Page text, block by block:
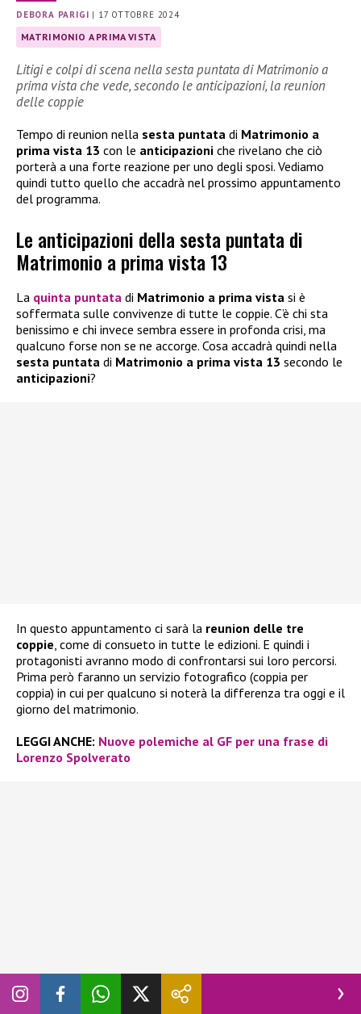
DEBORA PARIGI | 17 OTTOBRE 2024
MATRIMONIO A PRIMA VISTA
Litigi e colpi di scena nella sesta puntata di Matrimonio a
prima vista che vede, secondo le anticipazioni, la reunion
delle coppie
Tempo di reunion nella sesta puntata di Matrimonio a
prima vista 13 con le anticipazioni che rivelano che ciò
porterà a una forte reazione per uno degli sposi. Vediamo
quindi tutto quello che accadrà nel prossimo appuntamento
del programma.
Le anticipazioni della sesta puntata di
Matrimonio a prima vista 13
La quinta puntata di Matrimonio a prima vista si è
soffermata sulle convivenze di tutte le coppie. C’è chi sta
benissimo e chi invece sembra essere in profonda crisi, ma
qualcuno forse non se ne accorge. Cosa accadrà quindi nella
sesta puntata di Matrimonio a prima vista 13 secondo le
anticipazioni?
In questo appuntamento ci sarà la reunion delle tre
coppie, come di consueto in tutte le edizioni. E quindi i
protagonisti avranno modo di confrontarsi sui loro percorsi.
Prima però faranno un servizio fotografico (coppia per
coppia) in cui per qualcuno si noterà la differenza tra oggi e il
giorno del matrimonio.
LEGGI ANCHE: Nuove polemiche al GF per una frase di
Lorenzo Spolverato